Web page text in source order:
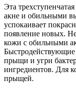
Эта
акне и обильными
успокаивает
появление новых.
кожи с обильными
прыщи и угри
ингредиентов. Для
прыщей.